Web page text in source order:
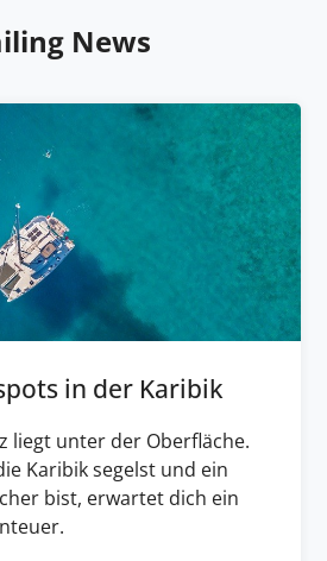
News
in der Karibik
liegt unter der Oberfläche.
Karibik segelst und ein
bist, erwartet dich ein